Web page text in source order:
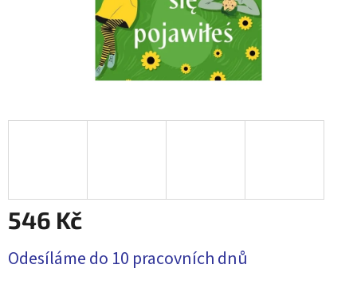
546 Kč
cena:
Odesíláme do 10 pracovních dnů